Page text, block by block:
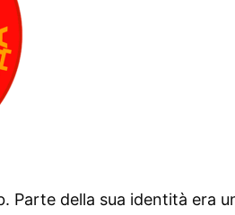
Parte della sua identità era